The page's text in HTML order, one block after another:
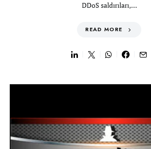
DDoS saldırıları,…
READ MORE